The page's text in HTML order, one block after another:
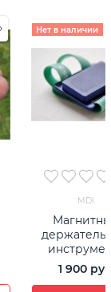
Нет в наличии
MDI
держатель
1 900